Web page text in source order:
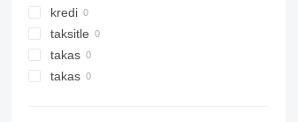
kredi
taksitle
takas
takas